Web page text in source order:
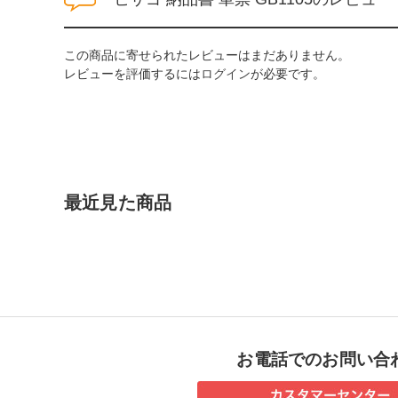
この商品に寄せられたレビューはまだありません。
レビューを評価するにはログインが必要です。
最近見た商品
お電話でのお問い合